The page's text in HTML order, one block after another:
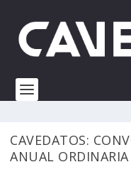
CAVEDATOS:
ANUAL